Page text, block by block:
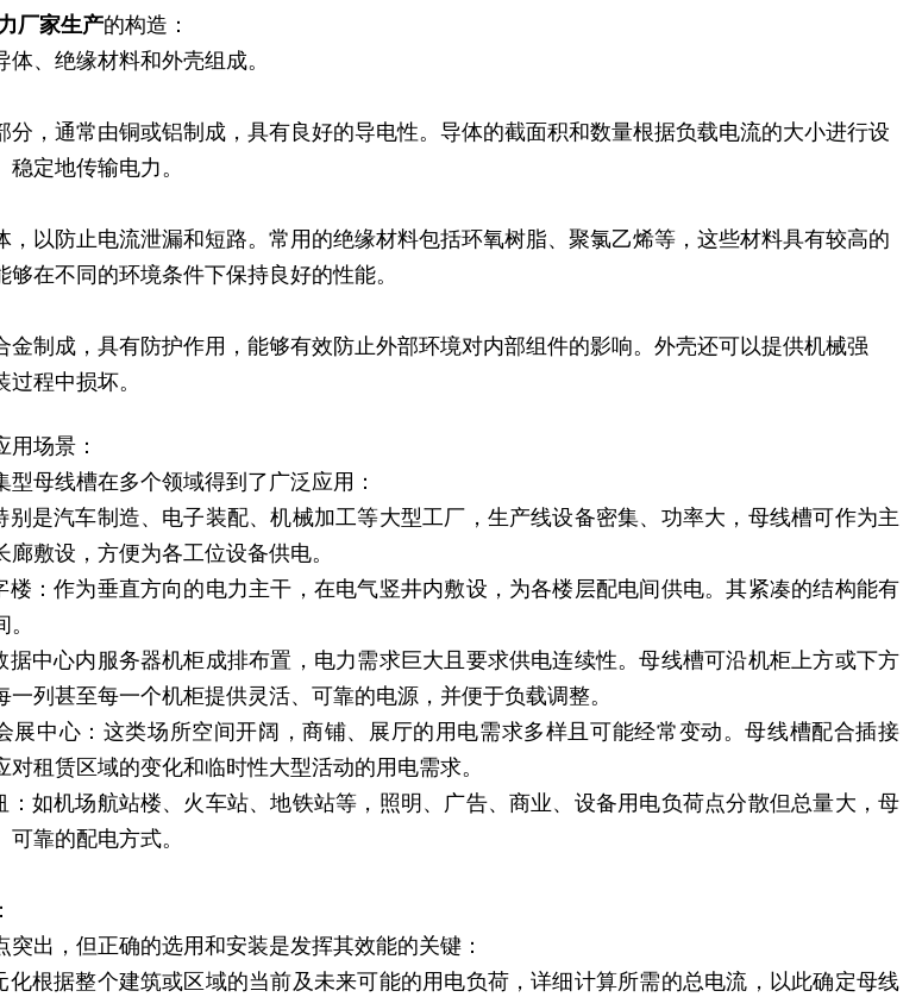
厂家生产的构造：
、绝缘材料和外壳组成。
分，通常由铜或铝制成，具有良好的导电性。导体的截面积和数量根据负载电流的大小进行设
定地传输电力。
，以防止电流泄漏和短路。常用的绝缘材料包括环氧树脂、聚氯乙烯等，这些材料具有较高的
在不同的环境条件下保持良好的性能。
金制成，具有防护作用，能够有效防止外部环境对内部组件的影响。外壳还可以提供机械强
程中损坏。
场景：
型母线槽在多个领域得到了广泛应用：
别是汽车制造、电子装配、机械加工等大型工厂，生产线设备密集、功率大，母线槽可作为主
敷设，方便为各工位设备供电。
楼：作为垂直方向的电力主干，在电气竖井内敷设，为各楼层配电间供电。其紧凑的结构能有
据中心内服务器机柜成排布置，电力需求巨大且要求供电连续性。母线槽可沿机柜上方或下方
一列甚至每一个机柜提供灵活、可靠的电源，并便于负载调整。
展中心：这类场所空间开阔，商铺、展厅的用电需求多样且可能经常变动。母线槽配合插接
租赁区域的变化和临时性大型活动的用电需求。
：如机场航站楼、火车站、地铁站等，照明、广告、商业、设备用电负荷点分散但总量大，母
靠的配电方式。
突出，但正确的选用和安装是发挥其效能的关键：
化根据整个建筑或区域的当前及未来可能的用电负荷，详细计算所需的总电流，以此确定母线